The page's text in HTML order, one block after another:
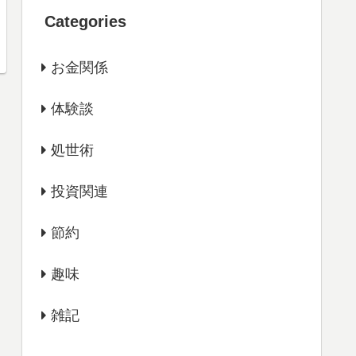
Categories
お金関係
体験談
処世術
投資関連
節約
趣味
雑記